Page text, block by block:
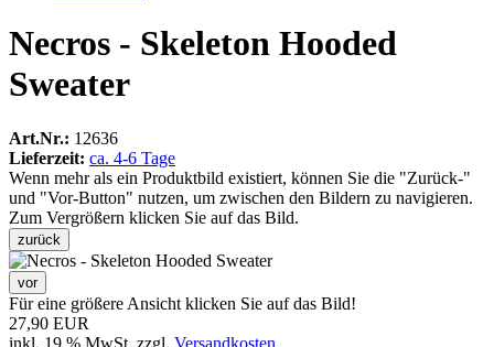
Necros - Skeleton Hooded
Sweater
Art.Nr.: 12636
Lieferzeit: ca. 4-6 Tage
Wenn mehr als ein Produktbild existiert, können Sie die "Zurück-"
und "Vor-Button" nutzen, um zwischen den Bildern zu navigieren.
Zum Vergrößern klicken Sie auf das Bild.
zurück
vor
Für eine größere Ansicht klicken Sie auf das Bild!
27,90 EUR
inkl. 19 % MwSt. zzgl. Versandkosten